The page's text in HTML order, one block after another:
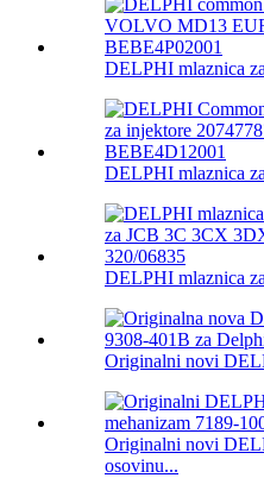
DELPHI mlaznica
DELPHI mlaznica
DELPHI mlaznica
Originalni novi
Originalni novi
osovinu...